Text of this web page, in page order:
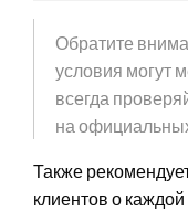
Обратите
условия могут
всегда
на
Также
клиентов о